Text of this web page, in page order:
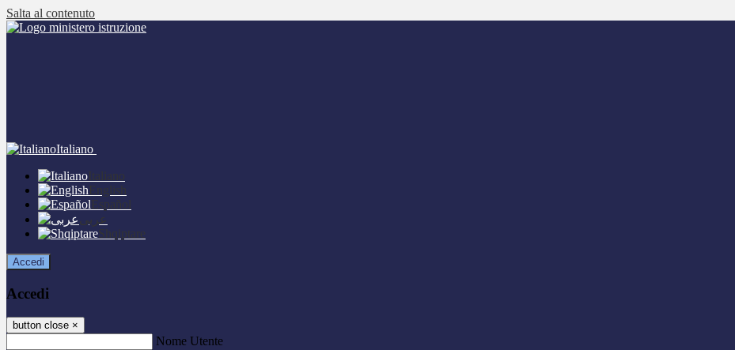
Salta al contenuto
Italiano
Italiano
English
Español
عربى
Shqiptare
Accedi
Accedi
button close ×
Nome Utente